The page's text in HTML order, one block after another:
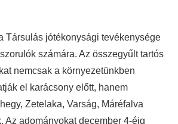
Társulás jótékonysági tevékenysége
számára. Az összegyűlt tartós
nemcsak a környezetünkben
el karácsony előtt, hanem
Zetelaka, Varság, Máréfalva
Az adományokat december 4-éig